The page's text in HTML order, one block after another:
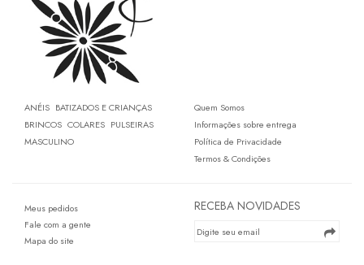
ANÉIS BATIZADOS E CRIANÇAS
BRINCOS COLARES PULSEIRAS
MASCULINO
Quem Somos
Informações sobre entrega
Política de Privacidade
Termos & Condições
Meus pedidos
Fale com a gente
Mapa do site
RECEBA NOVIDADES